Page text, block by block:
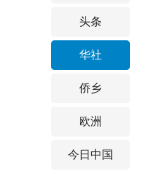
头条
华社
侨乡
欧洲
今日中国